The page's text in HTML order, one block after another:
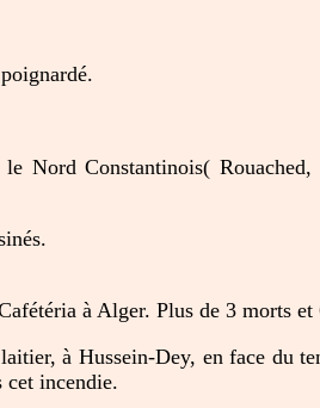
Nord Constantinois(
à Alger. Plus de 3 morts et
à Hussein-Dey, en face du
cet incendie.